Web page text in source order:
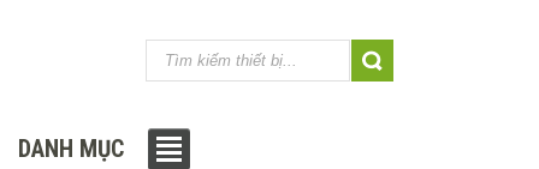
DANH MỤC